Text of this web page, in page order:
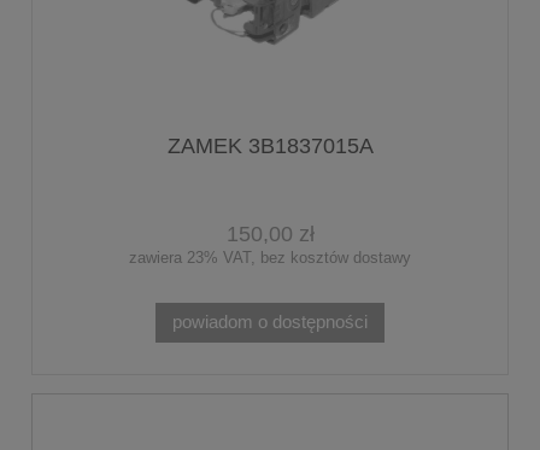
ZAMEK 3B1837015A
150,00 zł
zawiera 23% VAT, bez kosztów dostawy
powiadom o dostępności